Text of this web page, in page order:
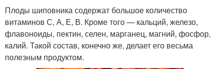
Плоды шиповника содержат большое количество
витаминов С, А, Е, В. Кроме того — кальций, железо,
флавоноиды, пектин, селен, марганец, магний, фосфор,
калий. Такой состав, конечно же, делает его весьма
полезным продуктом.